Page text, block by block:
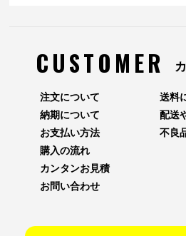
CUSTOMER
注文について
納期について
お支払い方法
送料
配送
不良
購入の流れ
カンタンお見積
お問い合わせ